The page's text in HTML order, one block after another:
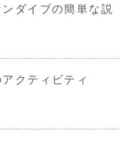
ダイブの簡単な説
クティビティ